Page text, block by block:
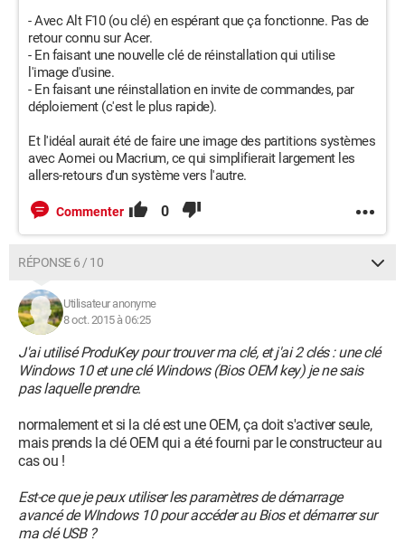
- Avec Alt F10 (ou clé) en espérant que ça fonctionne. Pas de
retour connu sur Acer.
- En faisant une nouvelle clé de réinstallation qui utilise
l'image d'usine.
- En faisant une réinstallation en invite de commandes, par
déploiement (c'est le plus rapide).
Et l'idéal aurait été de faire une image des partitions systèmes
avec Aomei ou Macrium, ce qui simplifierait largement les
allers-retours d'un système vers l'autre.
Commenter 0
RÉPONSE 6 / 10
Utilisateur anonyme
8 oct. 2015 à 06:25
J'ai utilisé ProduKey pour trouver ma clé, et j'ai 2 clés : une clé
Windows 10 et une clé Windows (Bios OEM key) je ne sais
pas laquelle prendre.
normalement et si la clé est une OEM, ça doit s'activer seule,
mais prends la clé OEM qui a été fourni par le constructeur au
cas ou !
Est-ce que je peux utiliser les paramètres de démarrage
avancé de WIndows 10 pour accéder au Bios et démarrer sur
ma clé USB ?